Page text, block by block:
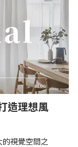
造理想風
視覺空間之